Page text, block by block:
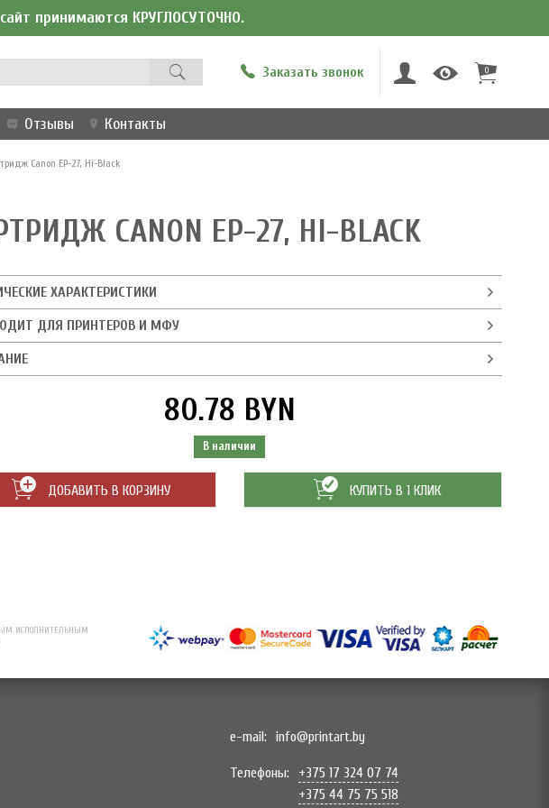
принимаются КРУГЛОСУТОЧНО.
Заказать звонок 0
Отзывы Контакты
Canon EP-27, Hi-Black
CANON EP-27, HI-BLACK
ХАРАКТЕРИСТИКИ
ДЛЯ ПРИНТЕРОВ И МФУ
80.78 BYN
В наличии
ДОБАВИТЬ В КОРЗИНУ КУПИТЬ В 1 КЛИК
ИСПОЛНИТЕЛЬНЫМ
e-mail: info@printart.by
Телефоны:
+375 17 324 07 74
+375 44 75 75 518